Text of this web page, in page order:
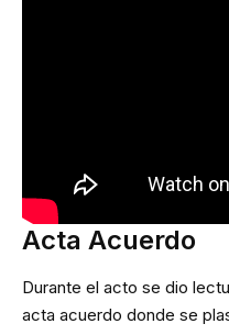
Acta Acuerdo
Durante el acto se dio
acta acuerdo donde se